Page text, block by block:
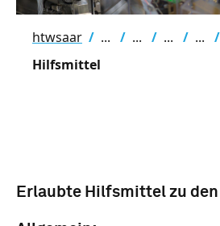
htwsaar
Hilfsmittel
Erlaubte Hilfsmittel zu